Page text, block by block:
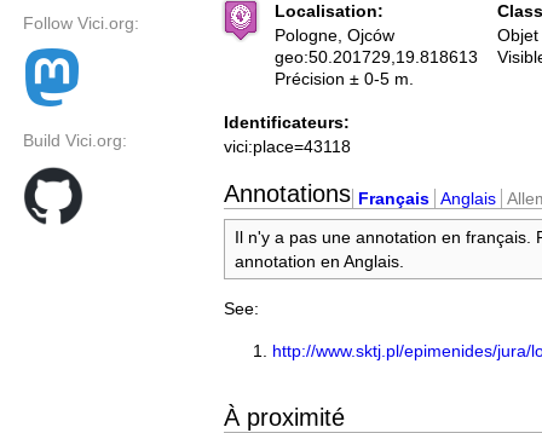
Follow Vici.org:
Build Vici.org:
Localisation:
Pologne, Ojców
geo:50.201729,19.818613
Précision ± 0-5 m.
Objet
Identificateurs:
vici:place=43118
Annotations Français Anglais
Il n'y a pas une annotation en français.
annotation en Anglais.
See:
http://www.sktj.pl/epimenides/jura/
À proximité